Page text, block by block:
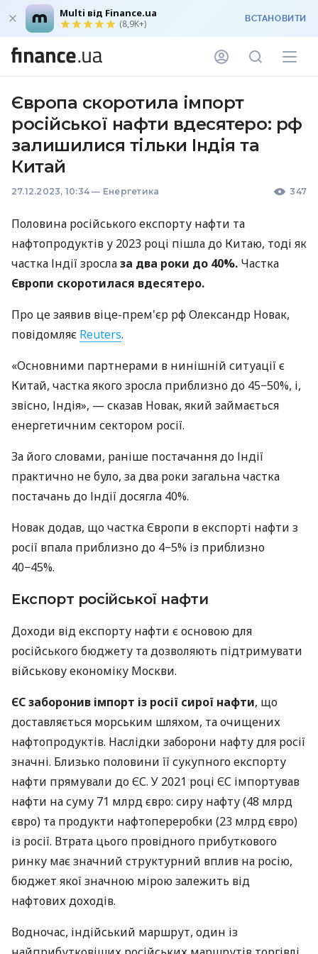
Multi від Finance.ua
(8,9K+) ВСТАНОВИТИ
Європа скоротила імпорт
російської нафти вдесятеро: рф
залишилися тільки Індія та
Китай
27.12.2023, 10:34 — Енергетика 347
Половина російського експорту нафти та
нафтопродуктів у 2023 році пішла до Китаю, тоді як
частка Індії зрослаза два роки до 40%. Частка
Європи скоротилася вдесятеро.
Про це заявив віце-прем'єр рф Олександр Новак,
повідомляє Reuters.
«Основними партнерами в нинішній ситуації є
Китай, частка якого зросла приблизно до 45−50%, і,
звісно, Індія», — сказав Новак, який займається
енергетичним сектором росії.
За його словами, раніше постачання до Індії
практично не було, за два роки загальна частка
постачань до Індії досягла 40%.
Новак додав, що частка Європи в експорті нафти з
росії впала приблизно до 4−5% із приблизно
40−45%.
Експорт російської нафти
Доходи від експорту нафти є основою для
російського бюджету та дозволяють підтримувати
військову економіку Москви.
ЄС заборонив імпорт із росії сирої нафти, що
доставляється морським шляхом, та очищених
нафтопродуктів. Наслідки заборони нафту для росії
значні. Близько половини її сукупного експорту
нафти прямували до ЄС. У 2021 році ЄС імпортував
нафти на суму 71 млрд євро: сиру нафту (48 млрд
євро) та продукти нафтопереробки (23 млрд євро)
із росії. Втрата цього провідного прибуткового
ринку має значний структурний вплив на росію,
бюджет якої значною мірою залежить від
нафтових доходів.
Водночас, індійський маршрут, один із